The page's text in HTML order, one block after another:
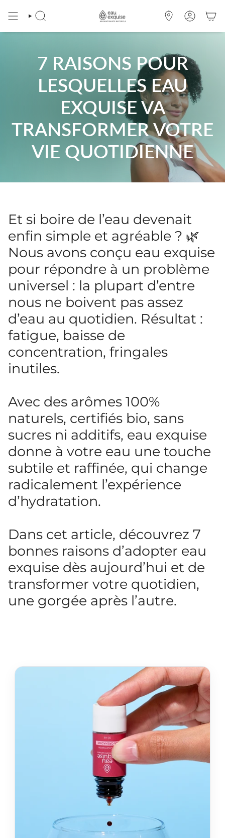
contenu
de
RECHERCHE
OÙ
TROUVER
COMPTE
7 RAISONS POUR
LESQUELLES EAU
EXQUISE VA
TRANSFORMER VOTRE
VIE QUOTIDIENNE
Et si boire de l’eau devenait
enfin simple et agréable ? 🌿
Nous avons conçu eau exquise
pour répondre à un problème
universel : la plupart d’entre
nous ne boivent pas assez
d’eau au quotidien. Résultat :
fatigue, baisse de
concentration, fringales
inutiles.
Avec des arômes 100%
naturels, certifiés bio, sans
sucres ni additifs, eau exquise
donne à votre eau une touche
subtile et raffinée, qui change
radicalement l’expérience
d’hydratation.
Dans cet article, découvrez 7
bonnes raisons d’adopter eau
exquise dès aujourd’hui et de
transformer votre quotidien,
une gorgée après l’autre.